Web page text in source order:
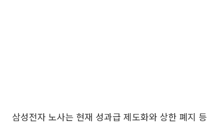
삼성전자 노사는 현재 성과급 제도화와 상한 폐지 등